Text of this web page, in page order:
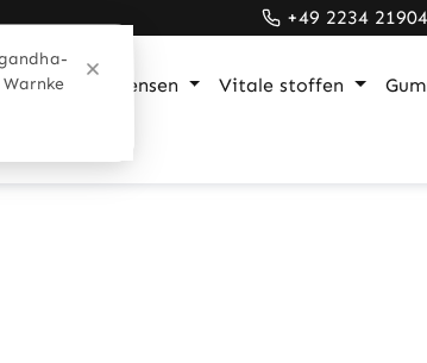
+49 2234
Groepen mensen Vitale stoffen